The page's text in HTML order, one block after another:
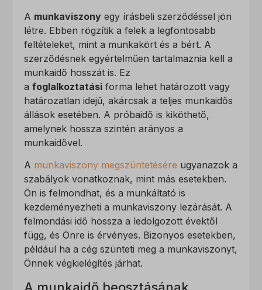
A munkaviszony egy írásbeli szerződéssel jön
létre. Ebben rögzítik a felek a legfontosabb
feltételeket, mint a munkakört és a bért. A
szerződésnek egyértelműen tartalmaznia kell a
munkaidő hosszát is. Ez
a foglalkoztatási forma lehet határozott vagy
határozatlan idejű, akárcsak a teljes munkaidős
állások esetében. A próbaidő is kiköthető,
amelynek hossza szintén arányos a
munkaidővel.
A munkaviszony megszüntetésére ugyanazok a
szabályok vonatkoznak, mint más esetekben.
Ön is felmondhat, és a munkáltató is
kezdeményezheti a munkaviszony lezárását. A
felmondási idő hossza a ledolgozott évektől
függ, és Önre is érvényes. Bizonyos esetekben,
például ha a cég szünteti meg a munkaviszonyt,
Önnek végkielégítés járhat.
A munkaidő beosztásának